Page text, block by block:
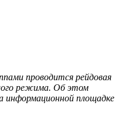
проводится рейдовая
режима. Об этом
информационной площадке